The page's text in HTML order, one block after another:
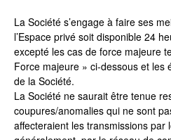
La Société s’engage à faire ses
l’Espace privé soit disponible 24
excepté les cas de force majeure
Force majeure » ci-dessous et les
de la Société.
La Société ne saurait être tenue
coupures/anomalies qui ne sont
affecteraient les transmissions par